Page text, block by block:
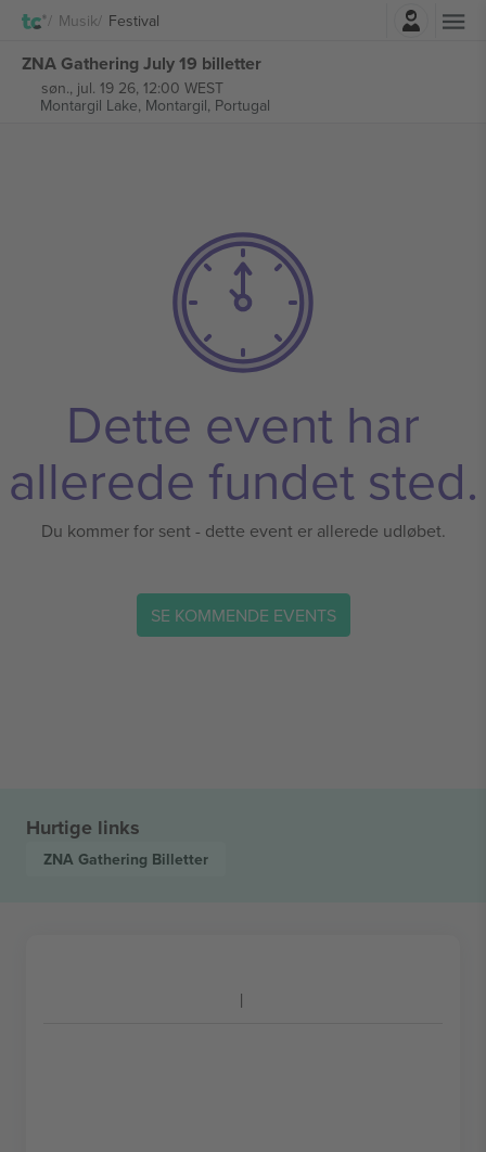
Musik Festival
ZNA Gathering July 19 billetter
søn., jul. 19 26, 12:00 WEST
Montargil Lake, Montargil, Portugal
Dette event har
allerede fundet sted.
Du kommer for sent - dette event er allerede udløbet.
SE KOMMENDE EVENTS
Hurtige links
ZNA Gathering Billetter